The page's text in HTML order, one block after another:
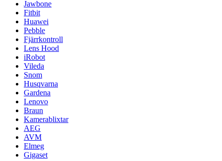
Jawbone
Fitbit
Huawei
Pebble
Fjärrkontroll
Lens Hood
iRobot
Vileda
Snom
Husqvarna
Gardena
Lenovo
Braun
Kamerablixtar
AEG
AVM
Elmeg
Gigaset